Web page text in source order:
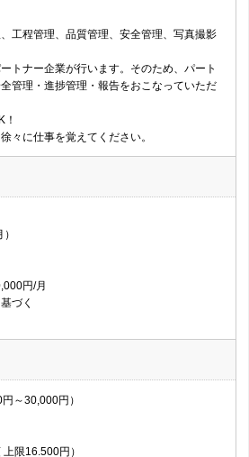
工程管理、品質管理、安全管理、写真撮影
トナー企業が行います。そのため、パート
管理・進捗管理・報告をおこなっていただ
々に仕事を覚えてください。
円/月
づく
～30,000円）
限16.500円）